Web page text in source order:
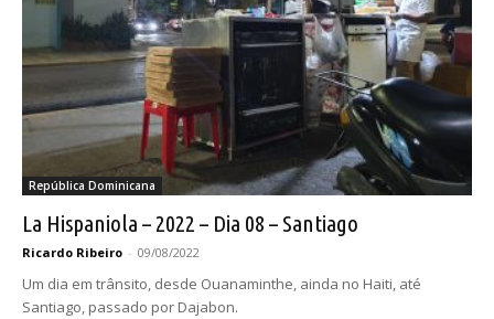
República Dominicana
La Hispaniola – 2022 – Dia 08 – Santiago
Ricardo Ribeiro - 09/08/2022
Um dia em trânsito, desde Ouanaminthe, ainda no Haiti, até
Santiago, passado por Dajabon.